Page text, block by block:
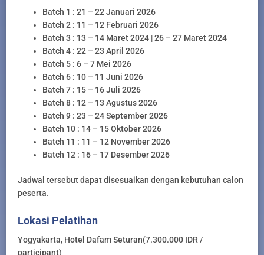
Batch 1 : 21 – 22 Januari 2026
Batch 2 : 11 – 12 Februari 2026
Batch 3 : 13 – 14 Maret 2024 | 26 – 27 Maret 2024
Batch 4 : 22 – 23 April 2026
Batch 5 : 6 – 7 Mei 2026
Batch 6 : 10 – 11 Juni 2026
Batch 7 : 15 – 16 Juli 2026
Batch 8 : 12 – 13 Agustus 2026
Batch 9 : 23 – 24 September 2026
Batch 10 : 14 – 15 Oktober 2026
Batch 11 : 11 – 12 November 2026
Batch 12 : 16 – 17 Desember 2026
Jadwal tersebut dapat disesuaikan dengan kebutuhan calon
peserta.
Lokasi Pelatihan
Yogyakarta, Hotel Dafam Seturan(7.300.000 IDR /
participant)